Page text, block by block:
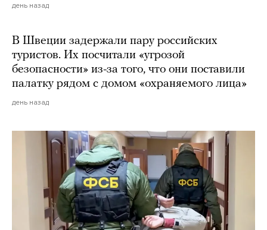
день назад
В Швеции задержали пару российских
туристов. Их посчитали «угрозой
безопасности» из-за того, что они поставили
палатку рядом с домом «охраняемого лица»
день назад